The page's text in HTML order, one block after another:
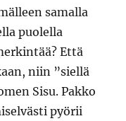
samalla
puolella
Että
niin ”siellä
Sisu. Pakko
pyörii